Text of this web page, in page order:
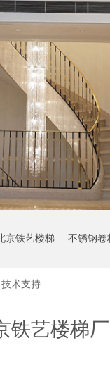
京铁艺楼梯 不锈钢卷
技术支持
铁艺楼梯